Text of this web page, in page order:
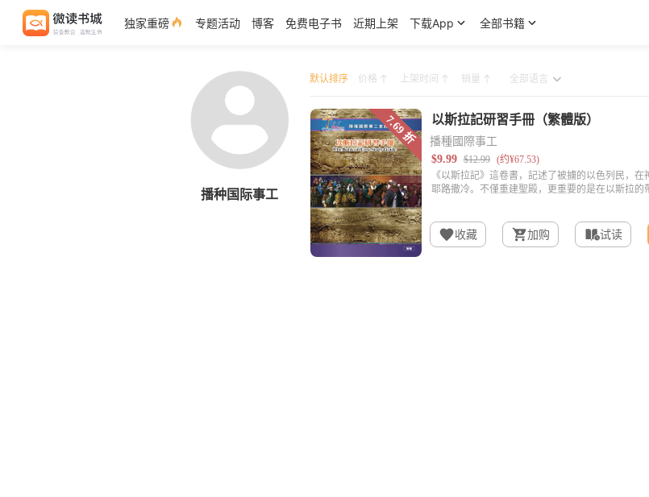
独家重磅 专题活动 博客 免费电子书 近期上架 下载App 全部书籍
播种国际事工
默认排序 价格 上架时间 销量
播種國際事工
收藏 加购 试读